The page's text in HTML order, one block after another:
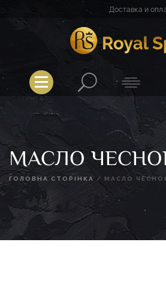
Доставка и
Royal Spice
МАСЛО
ГОЛОВНА СТОРІНКА / МАСЛО